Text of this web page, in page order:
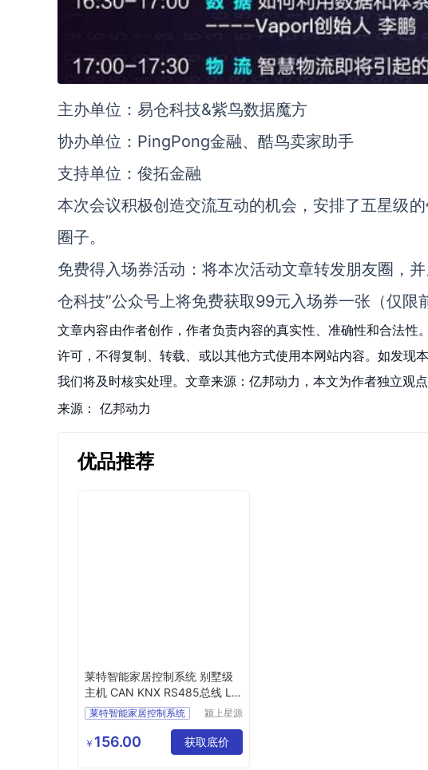
主办单位：易仓科技&紫鸟数据魔方
协办单位：PingPong金融、酷鸟卖家助手
支持单位：俊拓金融
本次会议积极创造交流互动的机会，安排了五星级
圈子。
免费得入场券活动：将本次活动文章转发朋友圈，
仓科技”公众号上将免费获取99元入场券一张（仅限
文章内容由作者创作，作者负责内容的真实性、准确性和合法
许可，不得复制、转载、或以其他方式使用本网站内容。如发现
我们将及时核实处理。文章来源：亿邦动力，本文为作者独立观点
来源： 亿邦动力
优品推荐
莱特智能家居控制系统 别墅级
主机 CAN KNX RS485总线 LO
RA方案
莱特智能家居控制系统
颍上星源
有限公司
￥ 156.00 获取底价